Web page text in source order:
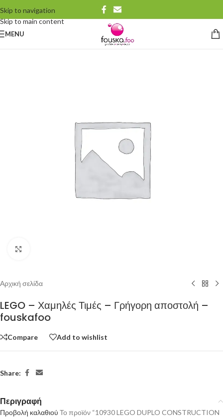
Skip to navigation
Skip to main content
MENU
Αρχική σελίδα
LEGO – Χαμηλές Τιμές – Γρήγορη αποστολή –
fouskafoo
Compare Add to wishlist
Share:
Περιγραφή
Προβολή καλαθιού Το προϊόν “10930 LEGO DUPLO CONSTRUCTION